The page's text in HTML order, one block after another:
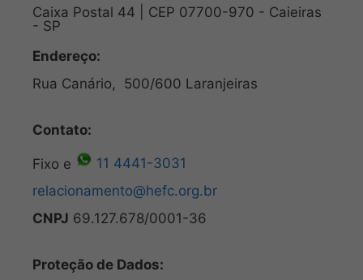
Caixa Postal 44 | CEP 07700-970 - Caieiras
- SP
Endereço:
Rua Canário, 500/600 Laranjeiras
Contato:
Fixo e
11 4441-3031
relacionamento@hefc.org.br
CNPJ 69.127.678/0001-36
Proteção de Dados: